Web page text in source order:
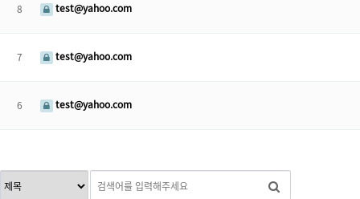
8 test@yahoo.com
7 test@yahoo.com
6 test@yahoo.com